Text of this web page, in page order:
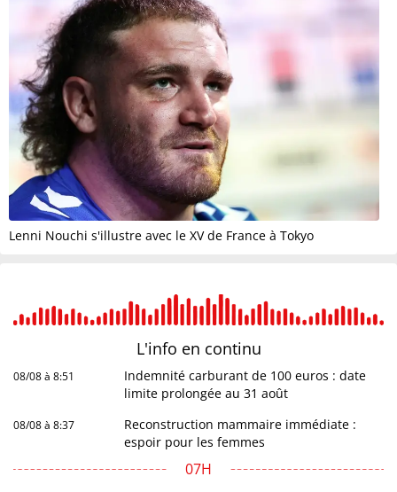
Lenni Nouchi s'illustre avec le XV de France à Tokyo
L'info en continu
08/08 à 8:51
Indemnité carburant de 100 euros : date
limite prolongée au 31 août
08/08 à 8:37
Reconstruction mammaire immédiate :
espoir pour les femmes
07H